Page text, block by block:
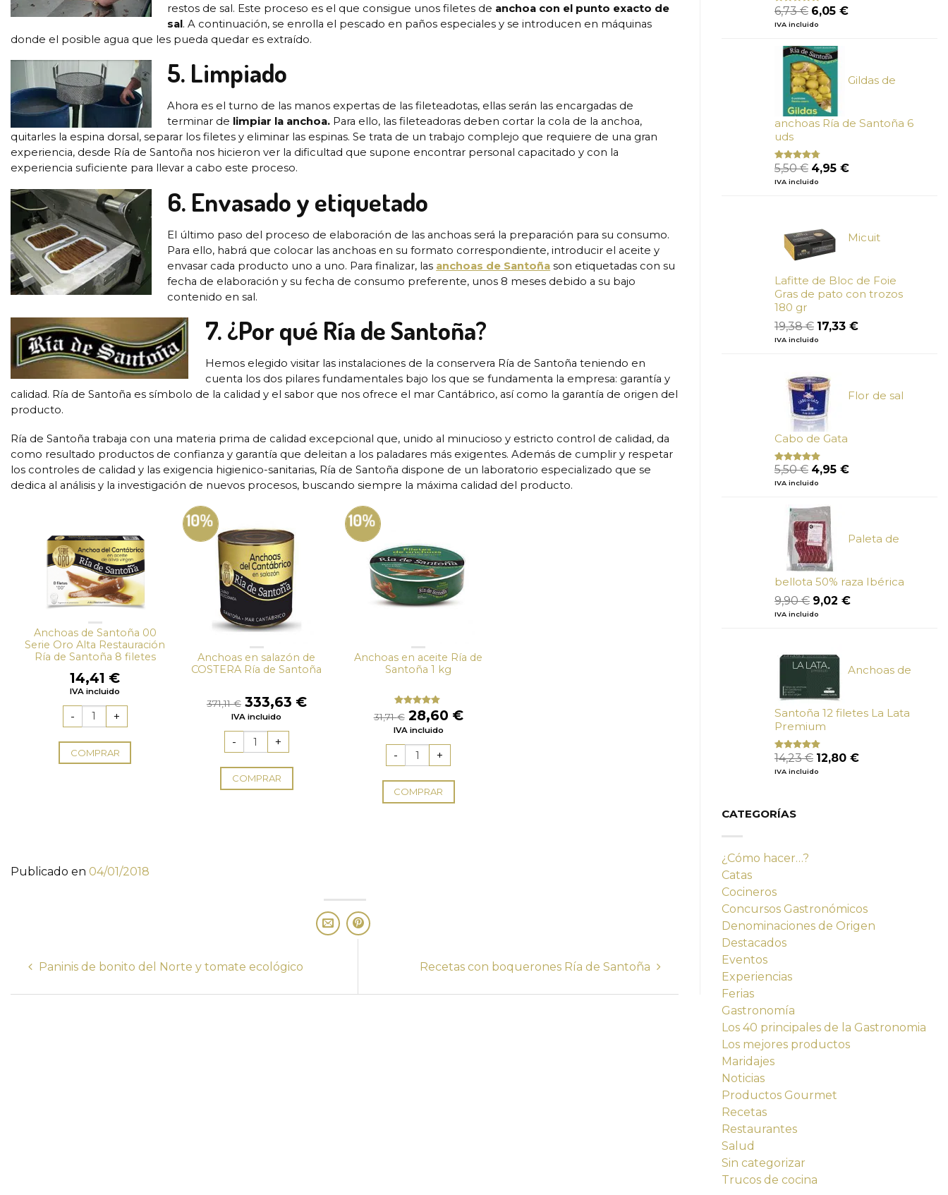
restos de sal. Este proceso es el que consigue unos filetes de anchoa con el punto exacto de
sal. A continuación, se enrolla el pescado en paños especiales y se introducen en máquinas
donde el posible agua que les pueda quedar es extraído.
5. Limpiado
Ahora es el turno de las manos expertas de las fileteadotas, ellas serán las encargadas de
terminar de limpiar la anchoa. Para ello, las fileteadoras deben cortar la cola de la anchoa,
quitarles la espina dorsal, separar los filetes y eliminar las espinas. Se trata de un trabajo complejo que requiere de una gran
experiencia, desde Ría de Santoña nos hicieron ver la dificultad que supone encontrar personal capacitado y con la
experiencia suficiente para llevar a cabo este proceso.
6. Envasado y etiquetado
El último paso del proceso de elaboración de las anchoas será la preparación para su consumo.
Para ello, habrá que colocar las anchoas en su formato correspondiente, introducir el aceite y
envasar cada producto uno a uno. Para finalizar, las anchoas de Santoña son etiquetadas con su
fecha de elaboración y su fecha de consumo preferente, unos 8 meses debido a su bajo
contenido en sal.
7. ¿Por qué Ría de Santoña?
Hemos elegido visitar las instalaciones de la conservera Ría de Santoña teniendo en
cuenta los dos pilares fundamentales bajo los que se fundamenta la empresa: garantía y
calidad. Ría de Santoña es símbolo de la calidad y el sabor que nos ofrece el mar Cantábrico, así como la garantía de origen del
producto.
Ría de Santoña trabaja con una materia prima de calidad excepcional que, unido al minucioso y estricto control de calidad, da
como resultado productos de confianza y garantía que deleitan a los paladares más exigentes. Además de cumplir y respetar
los controles de calidad y las exigencia higienico-sanitarias, Ría de Santoña dispone de un laboratorio especializado que se
dedica al análisis y la investigación de nuevos procesos, buscando siempre la máxima calidad del producto.
Anchoas de Santoña 00
Serie Oro Alta Restauración
Ría de Santoña 8 filetes
14,41 €
IVA incluido
COMPRAR
10%
Anchoas en salazón de
COSTERA Ría de Santoña
371,11€ El
precio
original
era:
371,11 €.
333,63 €El
IVA incluido
COMPRAR
10%
Anchoas en aceite Ría de
Santoña 1 kg
Valorado
con5.00de
5
31,71€ El
precio
original
era:
31,71 €.
28,60 €El
IVA incluido
COMPRAR
Publicado en 04/01/2018
Paninis de bonito del Norte y tomate ecológico Recetas con boquerones Ría de Santoña
Valorado
con
de
5
6,73€ El
precio
era:
6,73 €.
6,05 €El
IVA incluido
Gildas de
anchoas Ría de Santoña 6
uds
Valorado
con
de 5
5,50€ El
precio
4,95 €El
IVA incluido
Micuit
Lafitte de Bloc de Foie
Gras de pato con trozos
180 gr
19,38€ El
precio
19,38 €.
17,33 €El
IVA incluido
Flor de sal
Cabo de Gata
Valorado
con
de
5
5,50€ El
precio
era:
5,50 €.
4,95 €El
IVA incluido
Paleta de
bellota 50% raza Ibérica
9,90€ El
precio
9,90 €.
9,02 €El
IVA incluido
Anchoas de
Santoña 12 filetes La Lata
Premium
Valorado
con
de 5
14,23€ El
precio
12,80 €El
IVA incluido
CATEGORÍAS
¿Cómo hacer…?
Catas
Cocineros
Concursos Gastronómicos
Denominaciones de Origen
Destacados
Eventos
Experiencias
Ferias
Gastronomía
Los 40 principales de la Gastronomia
Los mejores productos
Maridajes
Noticias
Productos Gourmet
Recetas
Restaurantes
Salud
Sin categorizar
Trucos de cocina